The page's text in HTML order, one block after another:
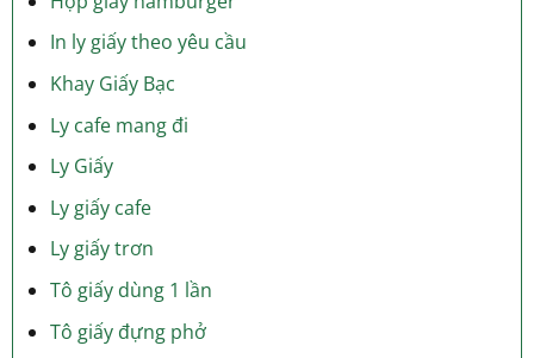
In ly giấy theo yêu cầu
Khay Giấy Bạc
Ly cafe mang đi
Ly Giấy
Ly giấy cafe
Ly giấy trơn
Tô giấy dùng 1 lần
Tô giấy đựng phở